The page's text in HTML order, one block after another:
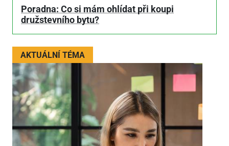
Poradna: Co si mám ohlídat při koupi
družstevního bytu?
AKTUÁLNÍ TÉMA